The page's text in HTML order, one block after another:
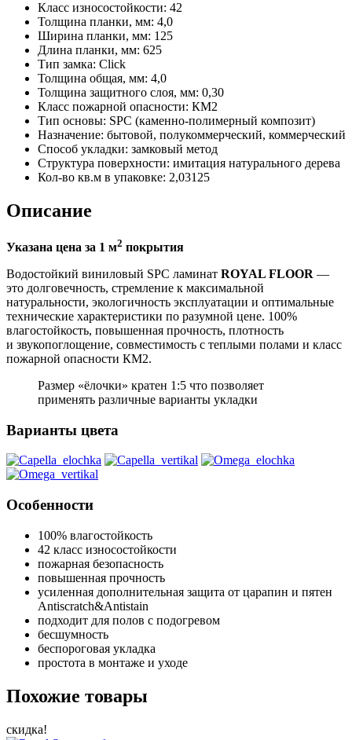
Класс износостойкости: 42
Толщина планки, мм: 4,0
Ширина планки, мм: 125
Длина планки, мм: 625
Тип замка: Click
Толщина общая, мм: 4,0
Толщина защитного слоя, мм: 0,30
Класс пожарной опасности: КМ2
Тип основы: SPC (каменно-полимерный композит)
Назначение: бытовой, полукоммерческий, коммерческий
Способ укладки: замковый метод
Структура поверхности: имитация натурального дерева
Кол-во кв.м в упаковке: 2,03125
Описание
Указана цена за 1 м2 покрытия
Водостойкий виниловый SPC ламинат ROYAL FLOOR —
это долговечность, стремление к максимальной
натуральности, экологичность эксплуатации и оптимальные
технические характеристики по разумной цене. 100%
влагостойкость, повышенная прочность, плотность
и звукопоглощение, совместимость с теплыми полами и класс
пожарной опасности КМ2.
Размер «ёлочки» кратен 1:5 что позволяет
применять различные варианты укладки
Варианты цвета
Особенности
100% влагостойкость
42 класс износостойкости
пожарная безопасность
повышенная прочность
усиленная дополнительная защита от царапин и пятен
Antiscratch&Antistain
подходит для полов с подогревом
бесшумность
беспороговая укладка
простота в монтаже и уходе
Похожие товары
скидка!